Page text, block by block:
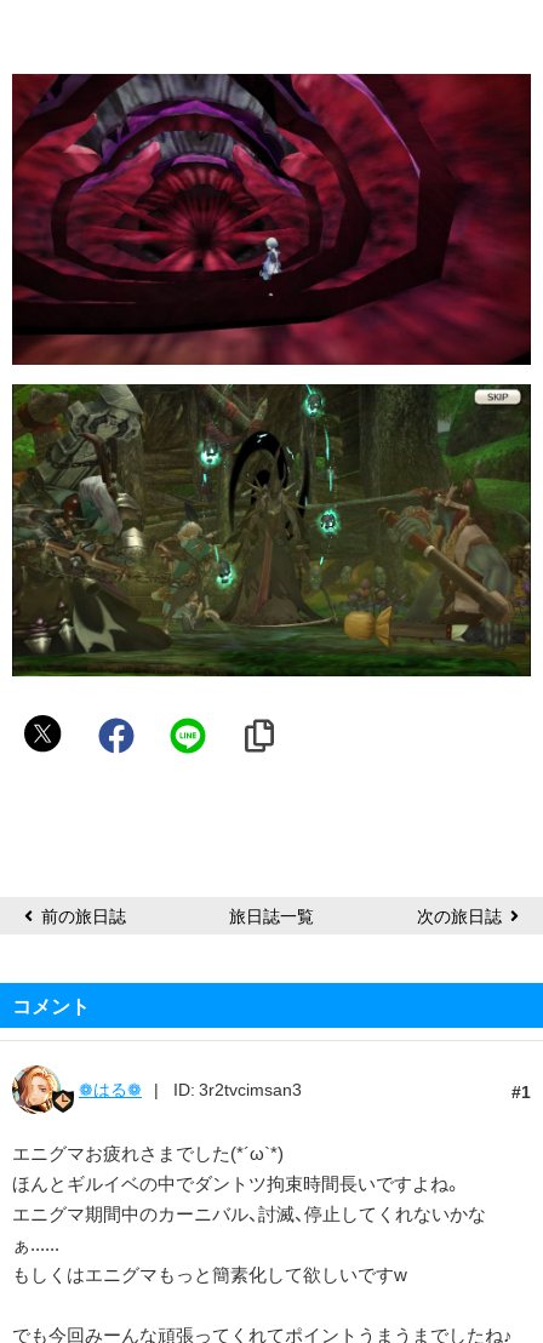
パ
前の旅日誌 旅日誌一覧 次の旅日誌
コメント
1
❁はる❁ ID: 3r2tvcimsan3
エニグマお疲れさまでした(*´ω`*)
ほんとギルイベの中でダントツ拘束時間長いですよね。
エニグマ期間中のカーニバル、討滅、停止してくれないかな
ぁ......
もしくはエニグマもっと簡素化して欲しいですw
でも今回みーんな頑張ってくれてポイントうまうまでしたね♪